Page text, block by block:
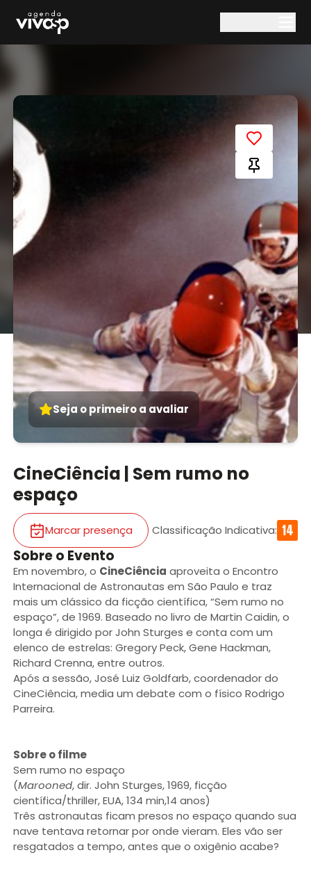
Seja o primeiro a avaliar
CineCiência | Sem rumo no
espaço
Marcar presença Classificação Indicativa:
Sobre o Evento
Em novembro, o CineCiência aproveita o Encontro
Internacional de Astronautas em São Paulo e traz
mais um clássico da ficção científica, “Sem rumo no
espaço”, de 1969. Baseado no livro de Martin Caidin, o
longa é dirigido por John Sturges e conta com um
elenco de estrelas: Gregory Peck, Gene Hackman,
Richard Crenna, entre outros.
Após a sessão, José Luiz Goldfarb, coordenador do
CineCiência, media um debate com o físico Rodrigo
Parreira.
Sobre o filme
Sem rumo no espaço
(Marooned, dir. John Sturges, 1969, ficção
científica/thriller, EUA, 134 min,14 anos)
Três astronautas ficam presos no espaço quando sua
nave tentava retornar por onde vieram. Eles vão ser
resgatados a tempo, antes que o oxigênio acabe?